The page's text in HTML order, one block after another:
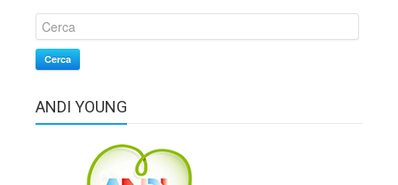
Cerca
ANDI YOUNG